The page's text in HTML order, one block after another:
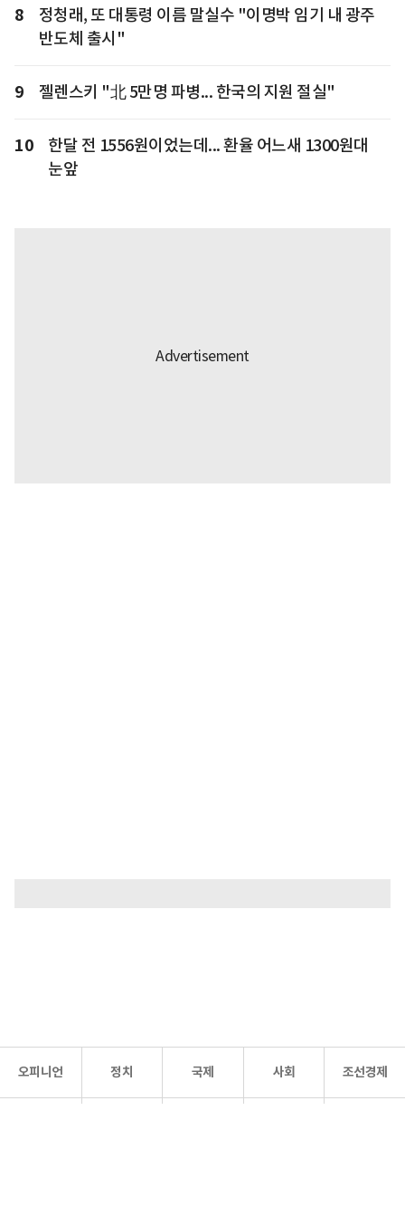
8
정청래, 또 대통령 이름 말실수 "이명박 임기 내 광주
반도체 출시"
9 젤렌스키 "北 5만명 파병... 한국의 지원 절실"
10
한달 전 1556원이었는데... 환율 어느새 1300원대
눈앞
오피니언 정치 국제 사회 조선경제